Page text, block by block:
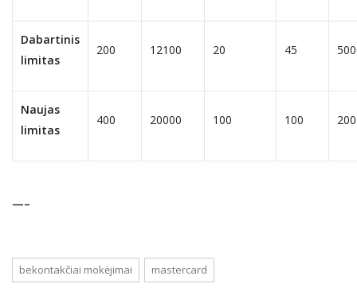
Dabartinis
limitas
200 12100 20 45
Naujas
limitas
400 20000 100 100
—–
bekontakčiai mokėjimai mastercard